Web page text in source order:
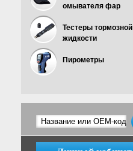
омывателя фар
Тестеры тормозной
жидкости
Пирометры